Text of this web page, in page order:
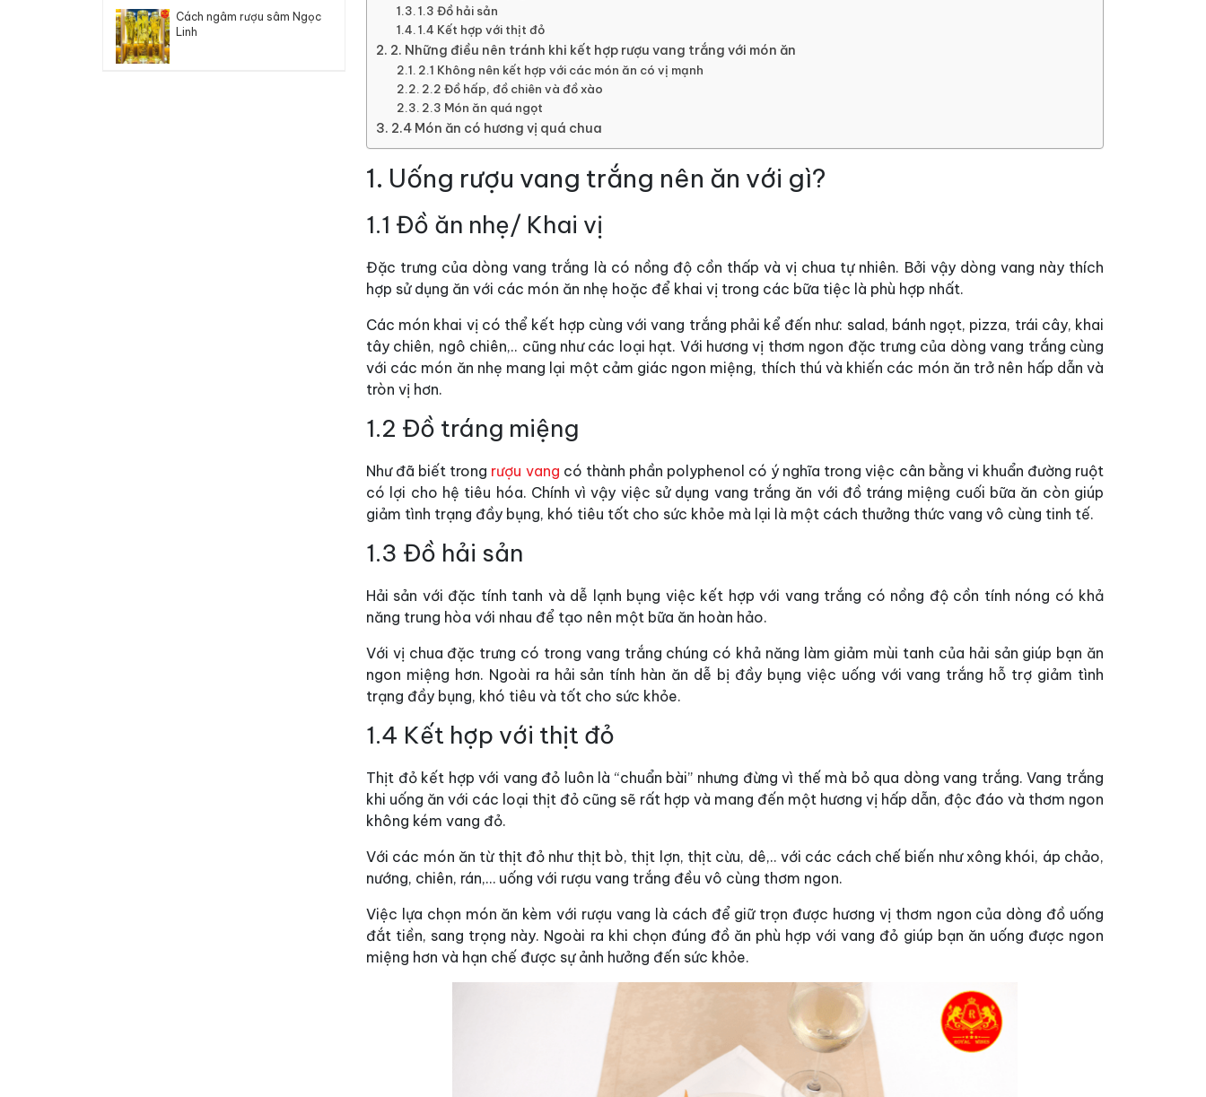
1.3 Đồ hải sản
1.4 Kết hợp với thịt đỏ
2. Những điều nên tránh khi kết hợp rượu vang trắng với món ăn
2.1 Không nên kết hợp với các món ăn có vị mạnh
2.2 Đồ hấp, đồ chiên và đồ xào
2.3 Món ăn quá ngọt
2.4 Món ăn có hương vị quá chua
1. Uống rượu vang trắng nên ăn với gì?
1.1 Đồ ăn nhẹ/ Khai vị
Đặc trưng của dòng vang trắng là có nồng độ cồn thấp và vị chua tự nhiên. Bởi vậy dòng vang này thích
hợp sử dụng ăn với các món ăn nhẹ hoặc để khai vị trong các bữa tiệc là phù hợp nhất.
Các món khai vị có thể kết hợp cùng với vang trắng phải kể đến như: salad, bánh ngọt, pizza, trái cây, khai
tây chiên, ngô chiên,.. cũng như các loại hạt. Với hương vị thơm ngon đặc trưng của dòng vang trắng cùng
với các món ăn nhẹ mang lại một cảm giác ngon miệng, thích thú và khiến các món ăn trở nên hấp dẫn và
tròn vị hơn.
1.2 Đồ tráng miệng
Như đã biết trong rượu vang có thành phần polyphenol có ý nghĩa trong việc cân bằng vi khuẩn đường ruột
có lợi cho hệ tiêu hóa. Chính vì vậy việc sử dụng vang trắng ăn với đồ tráng miệng cuối bữa ăn còn giúp
giảm tình trạng đầy bụng, khó tiêu tốt cho sức khỏe mà lại là một cách thưởng thức vang vô cùng tinh tế.
1.3 Đồ hải sản
Hải sản với đặc tính tanh và dễ lạnh bụng việc kết hợp với vang trắng có nồng độ cồn tính nóng có khả
năng trung hòa với nhau để tạo nên một bữa ăn hoàn hảo.
Với vị chua đặc trưng có trong vang trắng chúng có khả năng làm giảm mùi tanh của hải sản giúp bạn ăn
ngon miệng hơn. Ngoài ra hải sản tính hàn ăn dễ bị đầy bụng việc uống với vang trắng hỗ trợ giảm tình
trạng đầy bụng, khó tiêu và tốt cho sức khỏe.
1.4 Kết hợp với thịt đỏ
Thịt đỏ kết hợp với vang đỏ luôn là “chuẩn bài” nhưng đừng vì thế mà bỏ qua dòng vang trắng. Vang trắng
khi uống ăn với các loại thịt đỏ cũng sẽ rất hợp và mang đến một hương vị hấp dẫn, độc đáo và thơm ngon
không kém vang đỏ.
Với các món ăn từ thịt đỏ như thịt bò, thịt lợn, thịt cừu, dê,.. với các cách chế biến như xông khói, áp chảo,
nướng, chiên, rán,… uống với rượu vang trắng đều vô cùng thơm ngon.
Việc lựa chọn món ăn kèm với rượu vang là cách để giữ trọn được hương vị thơm ngon của dòng đồ uống
đắt tiền, sang trọng này. Ngoài ra khi chọn đúng đồ ăn phù hợp với vang đỏ giúp bạn ăn uống được ngon
miệng hơn và hạn chế được sự ảnh hưởng đến sức khỏe.
Cách ngâm rượu sâm Ngọc
Linh